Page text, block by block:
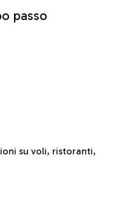
passo
su voli, ristoranti,